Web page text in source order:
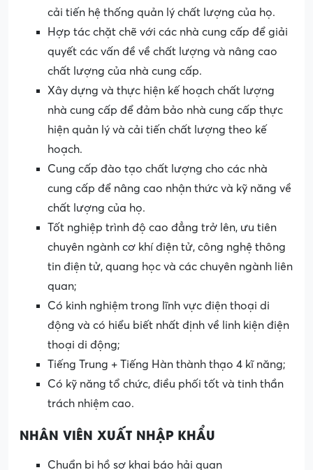
cải tiến hệ thống quản lý chất lượng của họ.
Hợp tác chặt chẽ với các nhà cung cấp để giải
quyết các vấn đề về chất lượng và nâng cao
chất lượng của nhà cung cấp.
Xây dựng và thực hiện kế hoạch chất lượng
nhà cung cấp để đảm bảo nhà cung cấp thực
hiện quản lý và cải tiến chất lượng theo kế
hoạch.
Cung cấp đào tạo chất lượng cho các nhà
cung cấp để nâng cao nhận thức và kỹ năng về
chất lượng của họ.
Tốt nghiệp trình độ cao đẳng trở lên, ưu tiên
chuyên ngành cơ khí điện tử, công nghệ thông
tin điện tử, quang học và các chuyên ngành liên
quan;
Có kinh nghiệm trong lĩnh vực điện thoại di
động và có hiểu biết nhất định về linh kiện điện
thoại di động;
Tiếng Trung + Tiếng Hàn thành thạo 4 kĩ năng;
Có kỹ năng tổ chức, điều phối tốt và tinh thần
trách nhiệm cao.
NHÂN VIÊN XUẤT NHẬP KHẨU
Chuẩn bị hồ sơ khai báo hải quan